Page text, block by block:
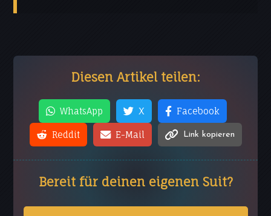
Diesen Artikel teilen:
WhatsApp X Facebook
Reddit E-Mail Link kopieren
Bereit für deinen eigenen Suit?